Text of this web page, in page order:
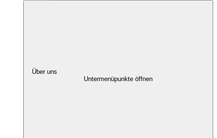
Über uns
Untermenüpunkte öffnen